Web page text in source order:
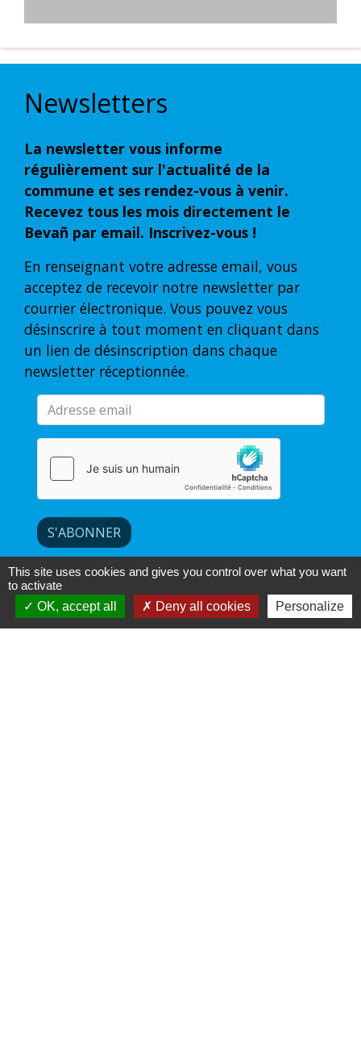
Newsletters
La newsletter vous informe
régulièrement sur l'actualité de la
commune et ses rendez-vous à venir.
Recevez tous les mois directement le
Bevañ par email. Inscrivez-vous !
En renseignant votre adresse email, vous
acceptez de recevoir notre newsletter par
courrier électronique. Vous pouvez vous
désinscrire à tout moment en cliquant dans
un lien de désinscription dans chaque
newsletter réceptionnée.
S'ABONNER
This site uses cookies and gives you control over what you want
to activate
OK, accept all
Deny all cookies Personalize